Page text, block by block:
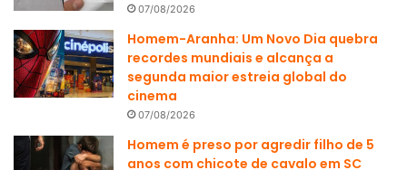
07/08/2026
Homem-Aranha: Um Novo Dia quebra
recordes mundiais e alcança a
segunda maior estreia global do
cinema
07/08/2026
Homem é preso por agredir filho de 5
anos com chicote de cavalo em SC